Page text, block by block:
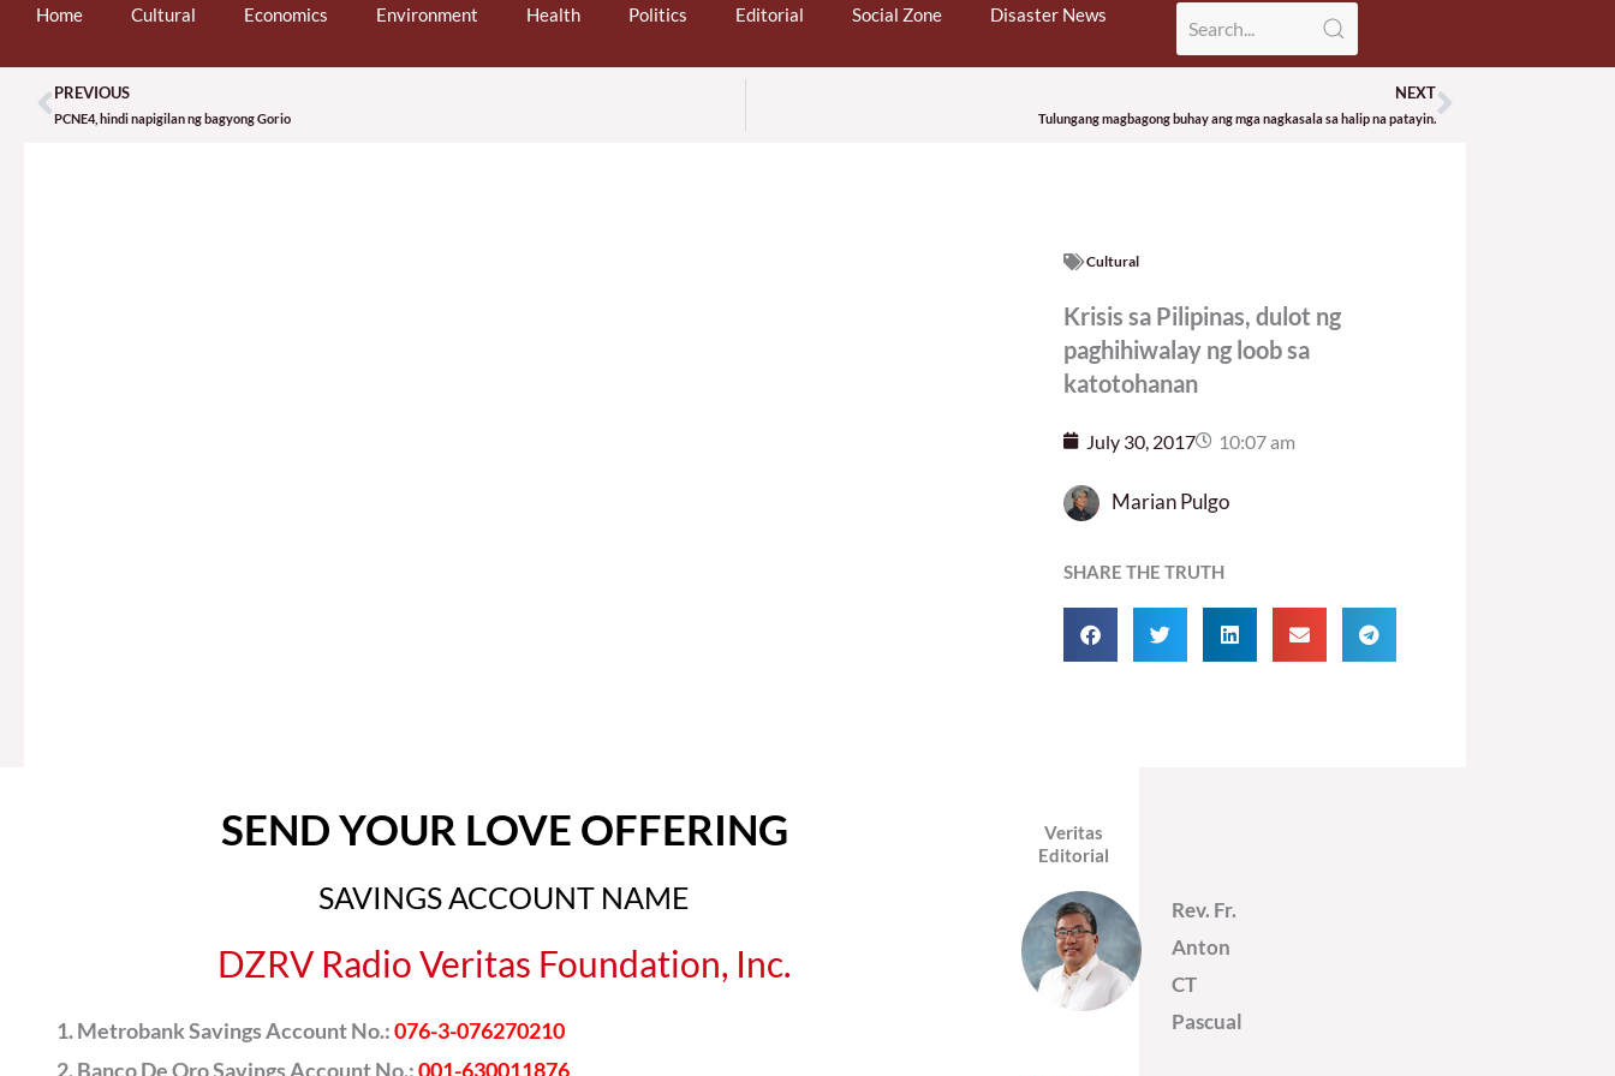
Home Cultural Economics Environment Health Politics Editorial Social Zone Disaster News
Prev
PREVIOUS
PCNE4, hindi napigilan ng bagyong Gorio
NEXT
Tulungang magbagong buhay ang mga nagkasala sa halip na patayin.Next
Cultural
Krisis sa Pilipinas, dulot ng
paghihiwalay ng loob sa
katotohanan
July 30, 2017 10:07 am
Marian Pulgo
SHARE THE TRUTH
SEND YOUR LOVE OFFERING
SAVINGS ACCOUNT NAME
DZRV Radio Veritas Foundation, Inc.
Metrobank Savings Account No.:076-3-076270210
Banco De Oro Savings Account No.:001-630011876
Veritas
Editorial
Rev. Fr.
Anton
CT
Pascual